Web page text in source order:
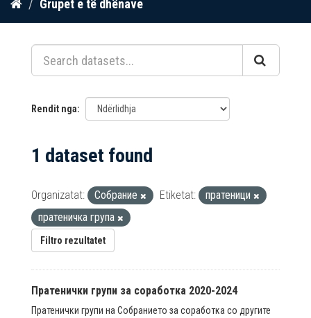
përmbajtja
Grupet e të dhënave
Rendit nga
1 dataset found
Organizatat: Собрание Etiketat:
пратеници
пратеничка група
Filtro rezultatet
Пратенички групи за соработка 2020-2024
Пратенички групи на Собранието за соработка со другите